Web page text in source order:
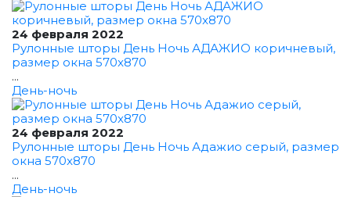
24 февраля 2022
Рулонные шторы День Ночь АДАЖИО коричневый,
размер окна 570x870
...
День-ночь
24 февраля 2022
Рулонные шторы День Ночь Адажио серый, размер
окна 570x870
...
День-ночь